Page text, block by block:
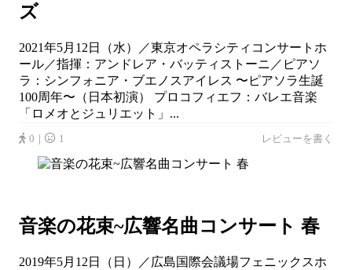
ズ
2021年5月12日（水）／東京オペラシティコンサートホ
ール／指揮：アンドレア・バッティストーニ／ピアソ
ラ：シンフォニア・ブエノスアイレス 〜ピアソラ生誕
100周年〜（日本初演） プロコフィエフ：バレエ音楽
「ロメオとジュリエット」...
0｜ 1 レビューを書く
音楽の花束~広響名曲コンサート 春
2019年5月12日（日）／広島国際会議場フェニックスホ